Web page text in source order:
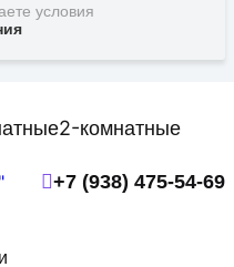
условия
2-комнатные
+7 (938) 475-54-69